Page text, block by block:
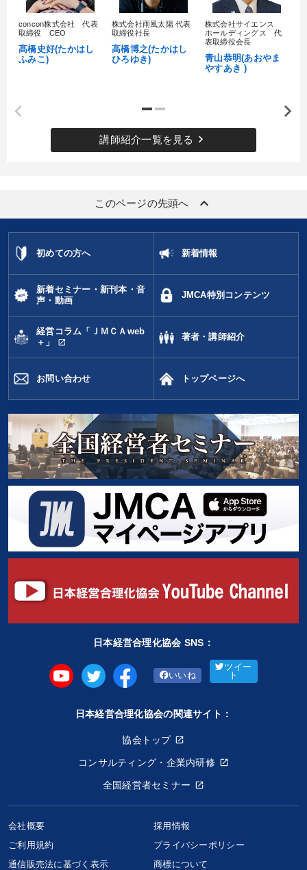
concon株式会社 代表
取締役 CEO
髙橋史好(たかはし
ふみこ)
株式会社雨風太陽 代表
取締役社長
高橋博之(たかはし
ひろゆき)
株式会社サイエンス
ホールディングス 代
表取締役会長
青山恭明(あおやま
やすあき )
講師紹介一覧を見る keyboard_arrow_right
このページの先頭へ keyboard_arrow_up
初めての方へ 新着情報
新着セミナー・新刊本・音
声・動画
JMCA特別コンテンツ
経営コラム「ＪＭＣＡweb
＋」
open_in_new
著者・講師紹介
お問い合わせ トップページへ
日本経営合理化協会 SNS：
いいね
ツイー
ト
日本経営合理化協会の関連サイト：
協会トップ
コンサルティング・企業内研修
全国経営者セミナー
会社概要
採用情報
ご利用規約
プライバシーポリシー
通信販売法に基づく表示
商標について